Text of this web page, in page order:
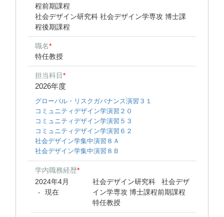
程前期課程
社会デザイン研究科 社会デザイン学専攻 博士課
程後期課程
職名*
特任教授
担当科目*
2026年度
グローバル・リスクガバナンス演習３１
コミュニティデザイン学演習２０
コミュニティデザイン学演習５３
コミュニティデザイン学演習６２
社会デザイン学集中演習８Ａ
社会デザイン学集中演習８Ｂ
学内職務経歴*
2024年4月
- 現在
社会デザイン研究科 社会デザ
イン学専攻 博士課程前期課程
特任教授